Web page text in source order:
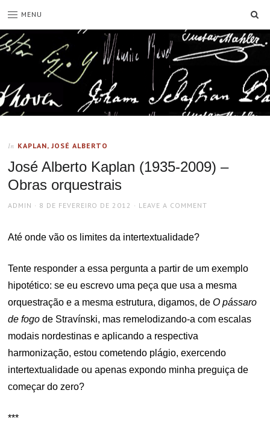
MENU
In KAPLAN, JOSÉ ALBERTO
José Alberto Kaplan (1935-2009) –
Obras orquestrais
AUTHOR
ADMIN
POSTED
8 DE FEVEREIRO DE 2012 LEAVE A COMMENT
Até onde vão os limites da intertextualidade?
Tente responder a essa pergunta a partir de um exemplo
hipotético: se eu escrevo uma peça que usa a mesma
orquestração e a mesma estrutura, digamos, deO pássaro
de fogo de Stravínski, mas remelodizando-a com escalas
modais nordestinas e aplicando a respectiva
harmonização, estou cometendo plágio, exercendo
intertextualidade ou apenas expondo minha preguiça de
começar do zero?
***